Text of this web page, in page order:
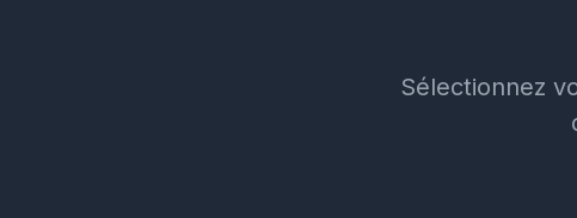
Sélectionnez